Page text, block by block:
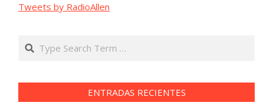
Tweets by RadioAllen
Search
ENTRADAS RECIENTES